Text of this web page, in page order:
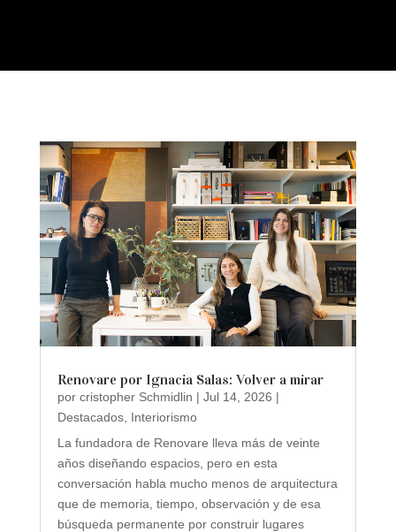
Renovare por Ignacia Salas: Volver a mirar
por cristopher Schmidlin | Jul 14, 2026 |
Destacados, Interiorismo
La fundadora de Renovare lleva más de veinte
años diseñando espacios, pero en esta
conversación habla mucho menos de arquitectura
que de memoria, tiempo, observación y de esa
búsqueda permanente por construir lugares